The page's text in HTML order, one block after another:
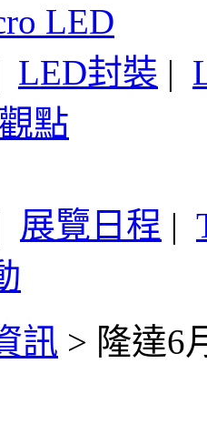
LED
LED封裝 |
點
展覽日程 |
訊 > 隆達6